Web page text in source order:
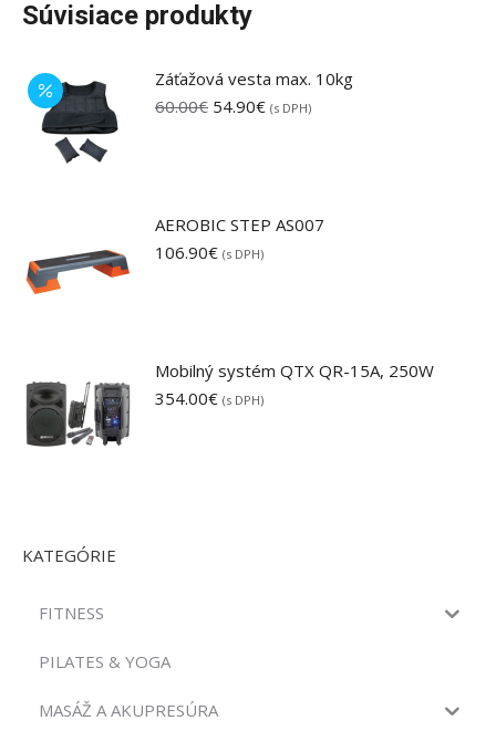
Súvisiace produkty
Záťažová vesta max. 10kg
60.00€ Pôvodná
54.90€Aktuálna
(s DPH)
AEROBIC STEP AS007
106.90€ (s DPH)
Mobilný systém QTX QR-15A, 250W
354.00€ (s DPH)
KATEGÓRIE
FITNESS
PILATES & YOGA
MASÁŽ A AKUPRESÚRA